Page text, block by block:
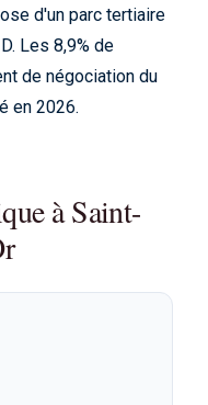
d'un parc tertiaire
Les 8,9% de
de négociation du
en 2026.
à Saint-